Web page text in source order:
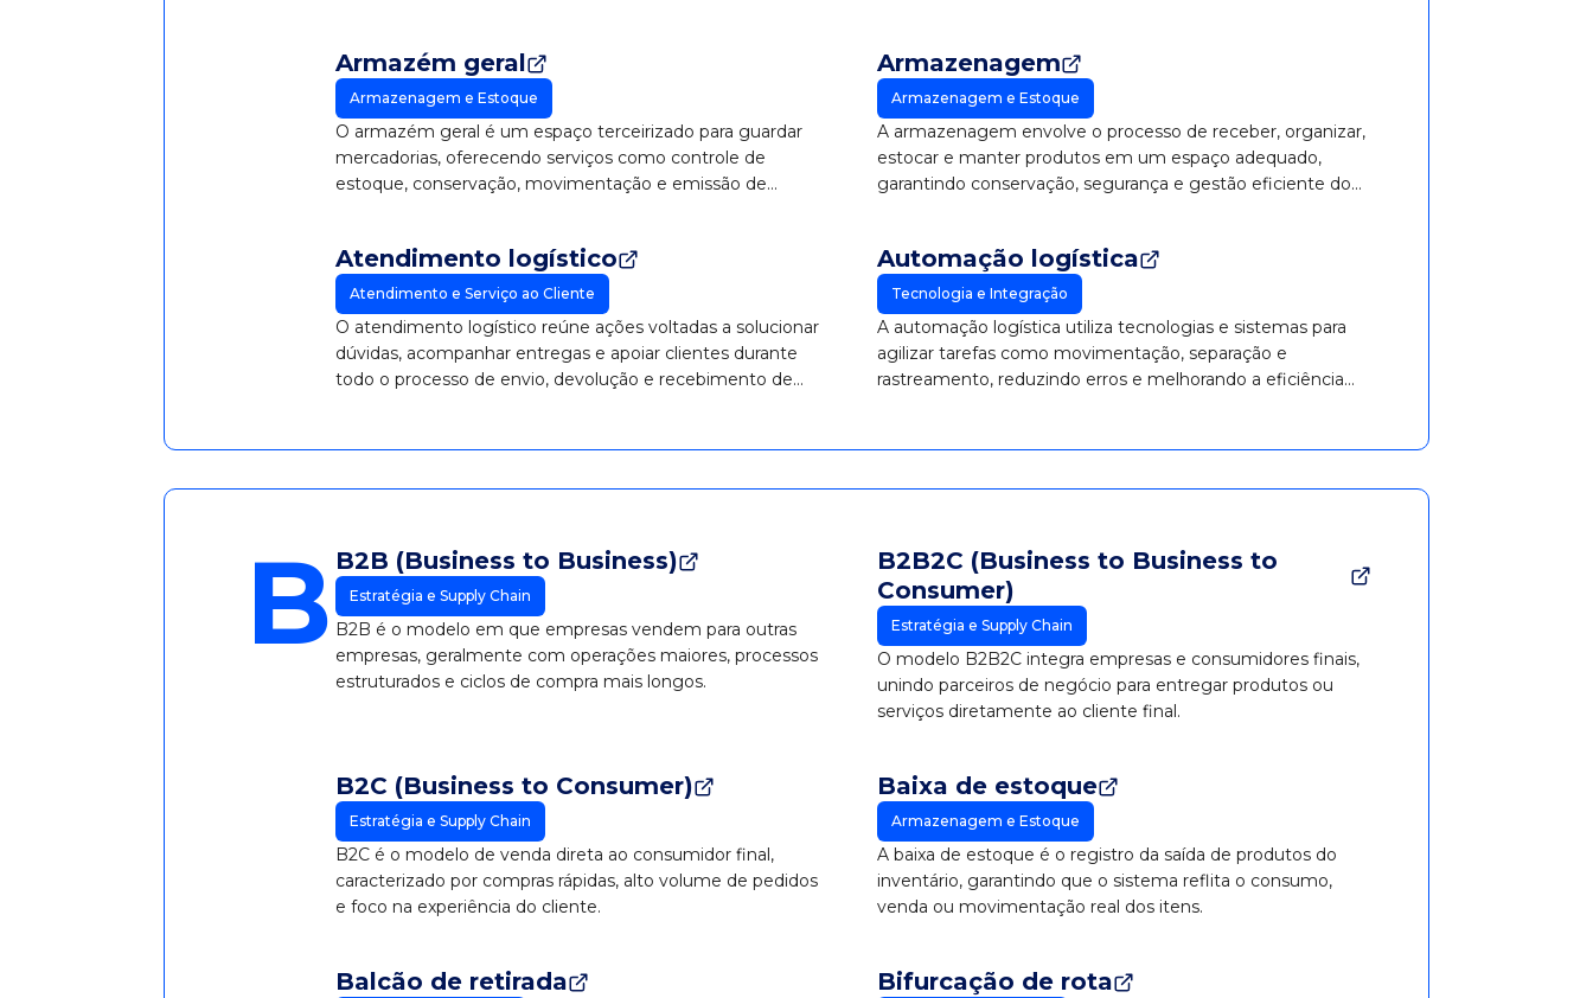
Armazém geral
Armazenagem e Estoque
O armazém geral é um espaço terceirizado para guardar
mercadorias, oferecendo serviços como controle de
estoque, conservação, movimentação e emissão de
Armazenagem
Armazenagem e Estoque
A armazenagem envolve o processo de receber, organizar,
estocar e manter produtos em um espaço adequado,
garantindo conservação, segurança e gestão eficiente do
Atendimento logístico
Atendimento e Serviço ao Cliente
O atendimento logístico reúne ações voltadas a solucionar
dúvidas, acompanhar entregas e apoiar clientes durante
todo o processo de envio, devolução e recebimento de
Automação logística
Tecnologia e Integração
A automação logística utiliza tecnologias e sistemas para
agilizar tarefas como movimentação, separação e
rastreamento, reduzindo erros e melhorando a eficiência
B B2B (Business to Business)
Estratégia e Supply Chain
B2B é o modelo em que empresas vendem para outras
empresas, geralmente com operações maiores, processos
estruturados e ciclos de compra mais longos.
B2B2C (Business to Business to
Consumer)
Estratégia e Supply Chain
O modelo B2B2C integra empresas e consumidores finais,
unindo parceiros de negócio para entregar produtos ou
serviços diretamente ao cliente final.
B2C (Business to Consumer)
Estratégia e Supply Chain
B2C é o modelo de venda direta ao consumidor final,
caracterizado por compras rápidas, alto volume de pedidos
e foco na experiência do cliente.
Baixa de estoque
Armazenagem e Estoque
A baixa de estoque é o registro da saída de produtos do
inventário, garantindo que o sistema reflita o consumo,
venda ou movimentação real dos itens.
Balcão de retirada Bifurcação de rota